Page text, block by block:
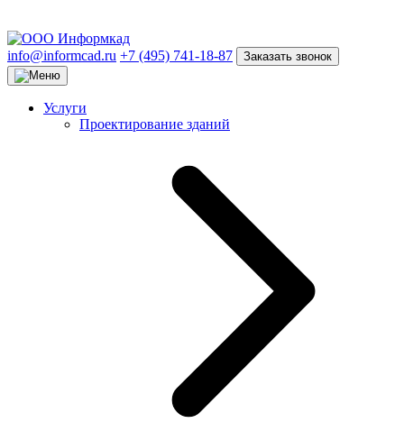
info@informcad.ru +7 (495) 741-18-87 Заказать звонок
Услуги
Проектирование зданий